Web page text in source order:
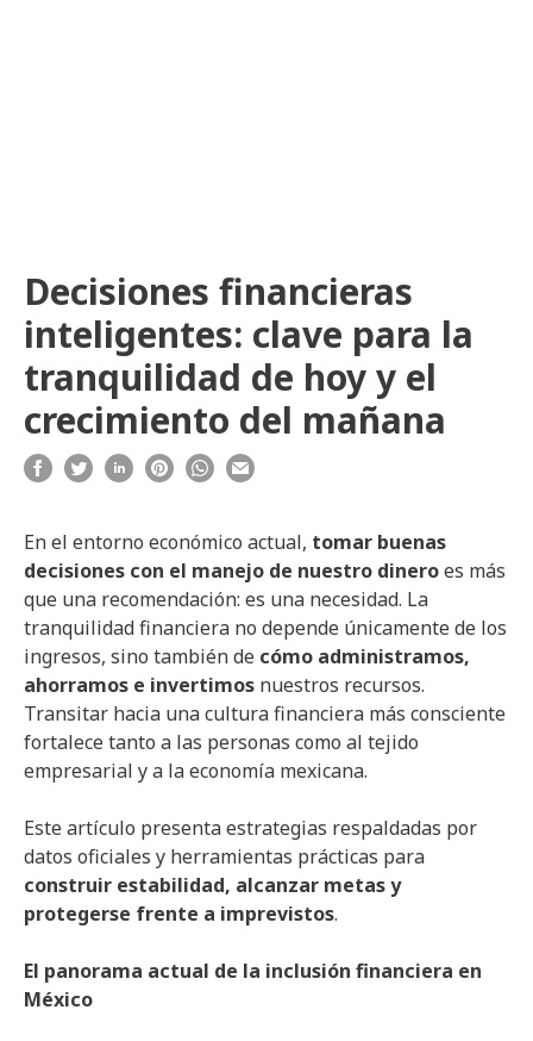
Decisiones financieras
inteligentes: clave para la
tranquilidad de hoy y el
crecimiento del mañana
En el entorno económico actual, tomar buenas
decisiones con el manejo de nuestro dineroes más
que una recomendación: es una necesidad. La
tranquilidad financiera no depende únicamente de los
ingresos, sino también de cómo administramos,
ahorramos e invertimos nuestros recursos.
Transitar hacia una cultura financiera más consciente
fortalece tanto a las personas como al tejido
empresarial y a la economía mexicana.
Este artículo presenta estrategias respaldadas por
datos oficiales y herramientas prácticas para
construir estabilidad, alcanzar metas y
protegerse frente a imprevistos.
El panorama actual de la inclusión financiera en
México